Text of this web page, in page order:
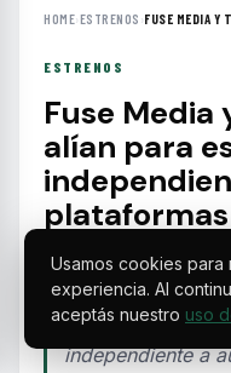
HOME›ESTRENOS ›FUSE MEDIA Y
ESTRENOS
Fuse Media
alían para
Fuse Media
películas de
canales FAST,
independiente a
Usamos cookies para
experiencia. Al
aceptás nuestro uso